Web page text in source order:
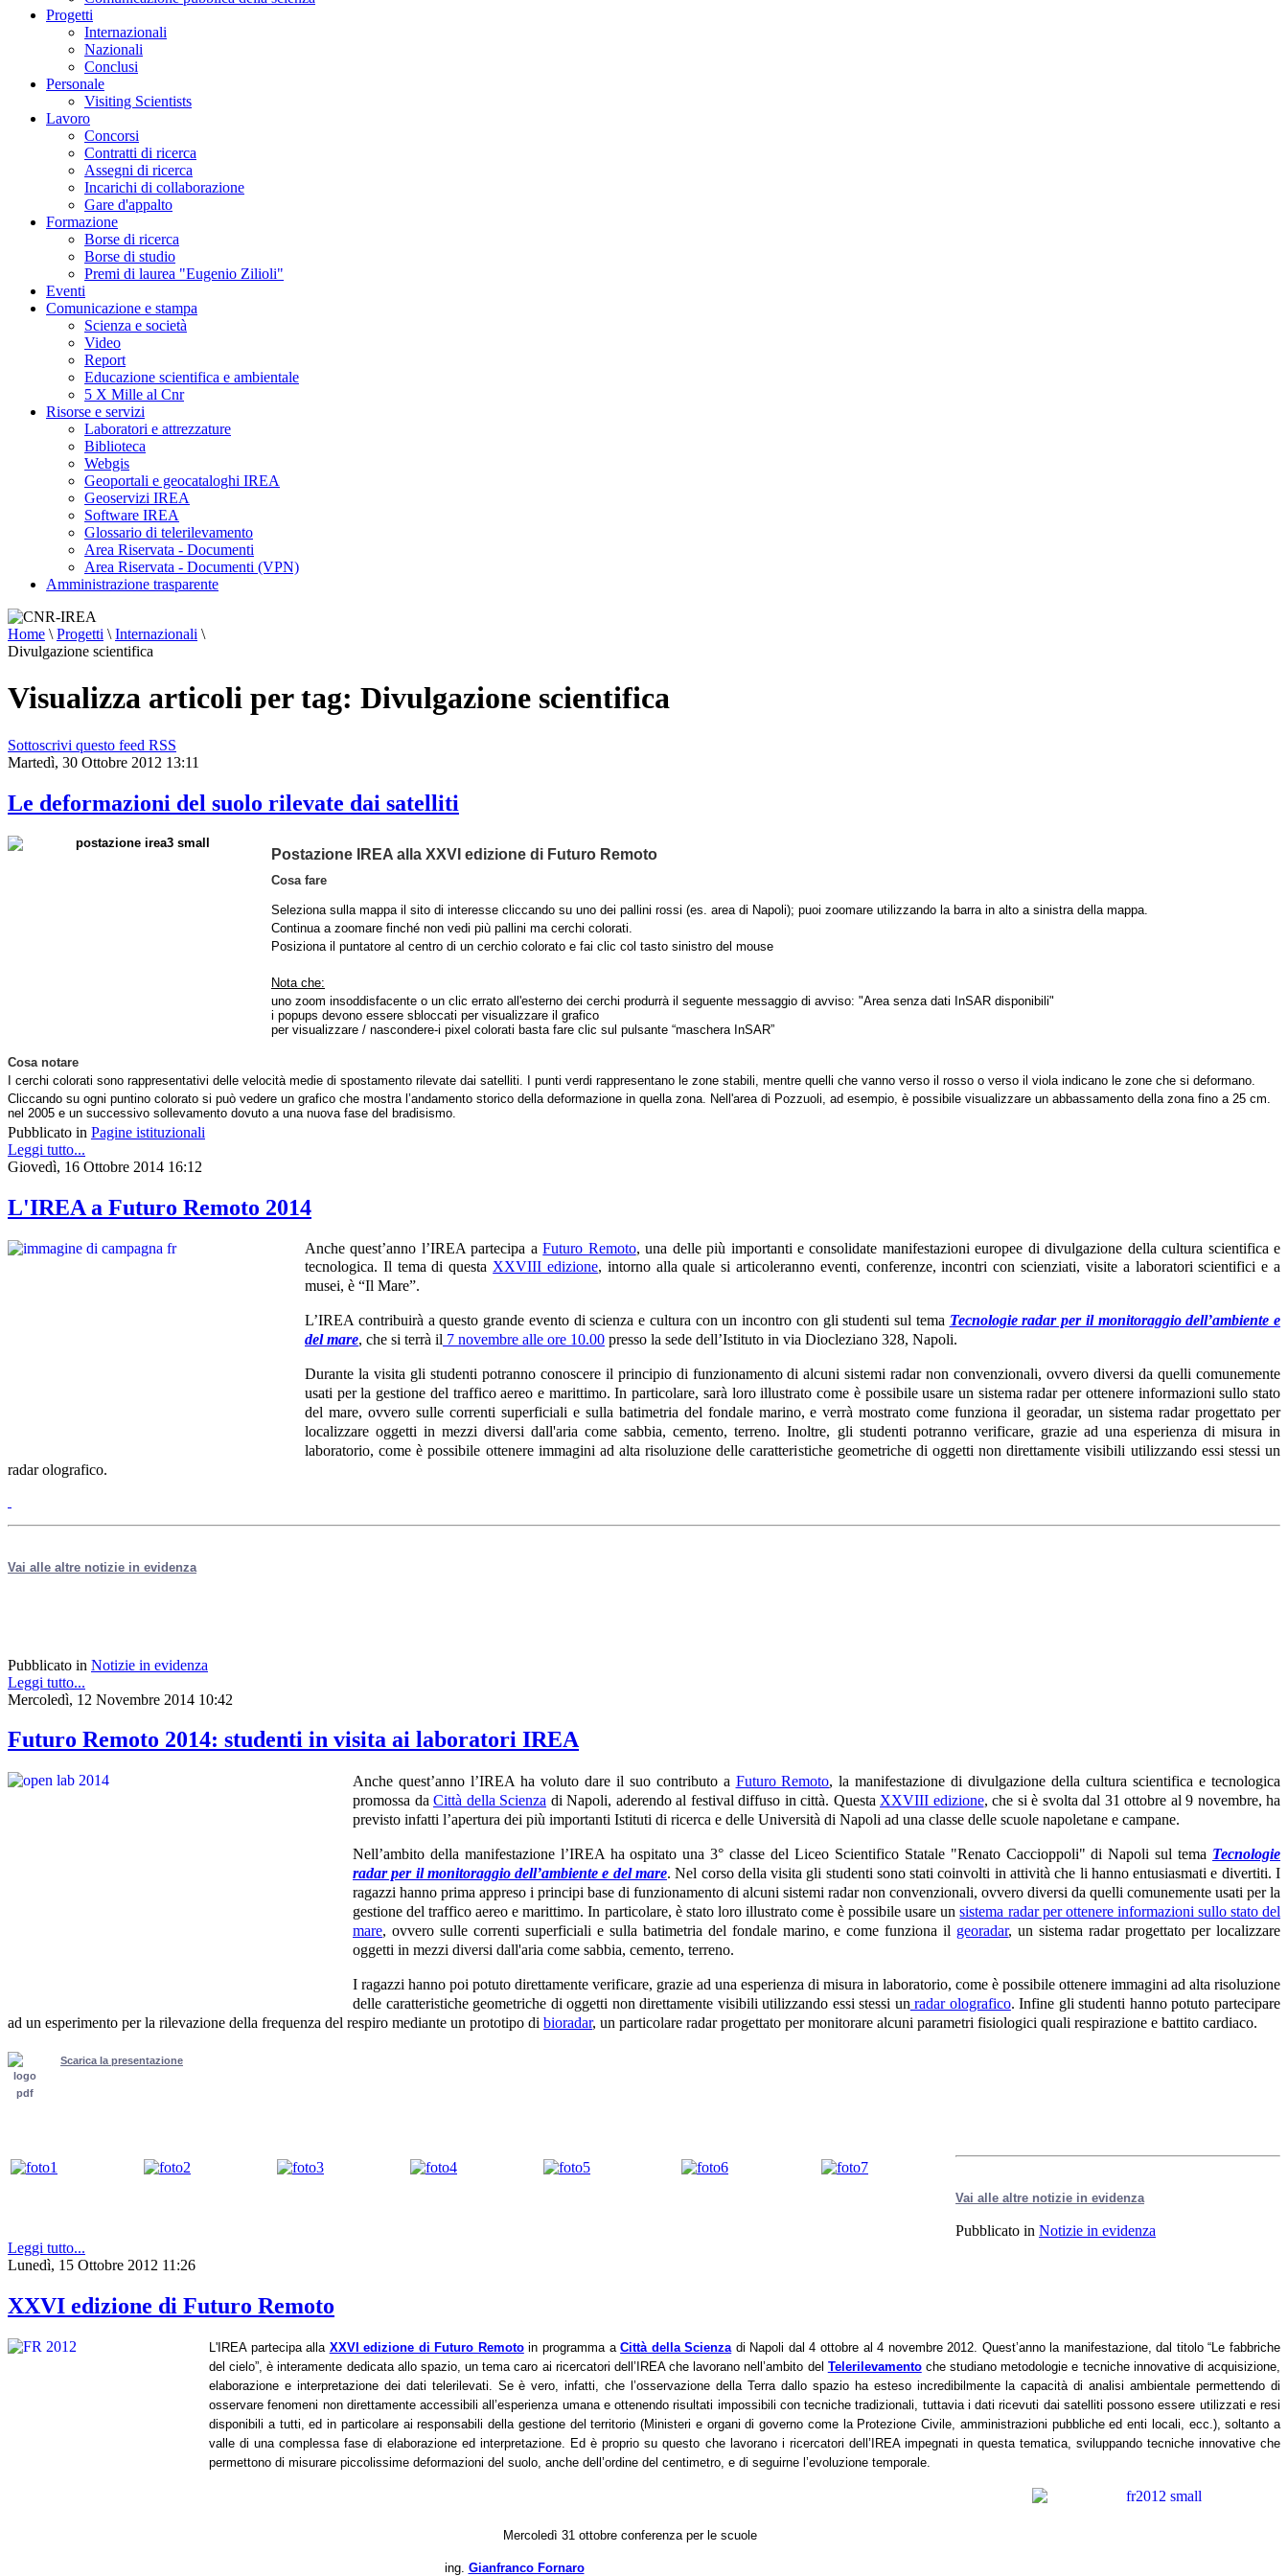
Progetti
Internazionali
Nazionali
Conclusi
Personale
Visiting Scientists
Lavoro
Concorsi
Contratti di ricerca
Assegni di ricerca
Incarichi di collaborazione
Gare d'appalto
Formazione
Borse di ricerca
Borse di studio
Premi di laurea "Eugenio Zilioli"
Eventi
Comunicazione e stampa
Scienza e società
Video
Report
Educazione scientifica e ambientale
5 X Mille al Cnr
Risorse e servizi
Laboratori e attrezzature
Biblioteca
Webgis
Geoportali e geocataloghi IREA
Geoservizi IREA
Software IREA
Glossario di telerilevamento
Area Riservata - Documenti
Area Riservata - Documenti (VPN)
Amministrazione trasparente
Home \ Progetti \ Internazionali \
Divulgazione scientifica
Visualizza articoli per tag: Divulgazione scientifica
Sottoscrivi questo feed RSS
Martedì, 30 Ottobre 2012 13:11
Le deformazioni del suolo rilevate dai satelliti
Postazione IREA alla XXVI edizione di Futuro Remoto
Cosa fare
Seleziona sulla mappa il sito di interesse cliccando su uno dei pallini rossi (es. area di Napoli); puoi zoomare utilizzando la barra in alto a sinistra della mappa.
Continua a zoomare finché non vedi più pallini ma cerchi colorati.
Posiziona il puntatore al centro di un cerchio colorato e fai clic col tasto sinistro del mouse
Nota che:
uno zoom insoddisfacente o un clic errato all'esterno dei cerchi produrrà il seguente messaggio di avviso: "Area senza dati InSAR disponibili"
i popups devono essere sbloccati per visualizzare il grafico
per visualizzare / nascondere-i pixel colorati basta fare clic sul pulsante “maschera InSAR”
Cosa notare
I cerchi colorati sono rappresentativi delle velocità medie di spostamento rilevate dai satelliti. I punti verdi rappresentano le zone stabili, mentre quelli che vanno verso il rosso o verso il viola indicano le zone che si deformano.
Cliccando su ogni puntino colorato si può vedere un grafico che mostra l’andamento storico della deformazione in quella zona. Nell'area di Pozzuoli, ad esempio, è possibile visualizzare un abbassamento della zona fino a 25 cm.
nel 2005 e un successivo sollevamento dovuto a una nuova fase del bradisismo.
Pubblicato in Pagine istituzionali
Leggi tutto...
Giovedì, 16 Ottobre 2014 16:12
L'IREA a Futuro Remoto 2014
Anche quest’anno l’IREA partecipa aFuturo Remoto, una delle più importanti e consolidate manifestazioni europee di divulgazione della cultura scientifica e
tecnologica. Il tema di questa XXVIII edizione, intorno alla quale si articoleranno eventi, conferenze, incontri con scienziati, visite a laboratori scientifici e a
musei, è “Il Mare”.
L’IREA contribuirà a questo grande evento di scienza e cultura con un incontro con gli studenti sul tema Tecnologie radar per il monitoraggio dell’ambiente e
del mare, che si terrà il 7 novembre alle ore 10.00 presso la sede dell’Istituto in via Diocleziano 328, Napoli.
Durante la visita gli studenti potranno conoscere il principio di funzionamento di alcuni sistemi radar non convenzionali, ovvero diversi da quelli comunemente
usati per la gestione del traffico aereo e marittimo. In particolare, sarà loro illustrato come è possibile usare un sistema radar per ottenere informazioni sullo stato
del mare, ovvero sulle correnti superficiali e sulla batimetria del fondale marino, e verrà mostrato come funziona il georadar, un sistema radar progettato per
localizzare oggetti in mezzi diversi dall'aria come sabbia, cemento, terreno. Inoltre, gli studenti potranno verificare, grazie ad una esperienza di misura in
laboratorio, come è possibile ottenere immagini ad alta risoluzione delle caratteristiche geometriche di oggetti non direttamente visibili utilizzando essi stessi un
radar olografico.
Vai alle altre notizie in evidenza
Pubblicato in Notizie in evidenza
Leggi tutto...
Mercoledì, 12 Novembre 2014 10:42
Futuro Remoto 2014: studenti in visita ai laboratori IREA
Anche quest’anno l’IREA ha voluto dare il suo contributo a Futuro Remoto, la manifestazione di divulgazione della cultura scientifica e tecnologica
promossa da Città della Scienza di Napoli, aderendo al festival diffuso in città. Questa XXVIII edizione, che si è svolta dal 31 ottobre al 9 novembre, ha
previsto infatti l’apertura dei più importanti Istituti di ricerca e delle Università di Napoli ad una classe delle scuole napoletane e campane.
Nell’ambito della manifestazione l’IREA ha ospitato una 3° classe del Liceo Scientifico Statale "Renato Caccioppoli" di Napoli sul tema Tecnologie
radar per il monitoraggio dell’ambiente e del mare. Nel corso della visita gli studenti sono stati coinvolti in attività che li hanno entusiasmati e divertiti. I
ragazzi hanno prima appreso i principi base di funzionamento di alcuni sistemi radar non convenzionali, ovvero diversi da quelli comunemente usati per la
gestione del traffico aereo e marittimo. In particolare, è stato loro illustrato come è possibile usare unsistema radar per ottenere informazioni sullo stato del
mare, ovvero sulle correnti superficiali e sulla batimetria del fondale marino, e come funziona il georadar, un sistema radar progettato per localizzare
oggetti in mezzi diversi dall'aria come sabbia, cemento, terreno.
I ragazzi hanno poi potuto direttamente verificare, grazie ad una esperienza di misura in laboratorio, come è possibile ottenere immagini ad alta risoluzione
delle caratteristiche geometriche di oggetti non direttamente visibili utilizzando essi stessi un radar olografico. Infine gli studenti hanno potuto partecipare
ad un esperimento per la rilevazione della frequenza del respiro mediante un prototipo di bioradar, un particolare radar progettato per monitorare alcuni parametri fisiologici quali respirazione e battito cardiaco.
Scarica la presentazione
Vai alle altre notizie in evidenza
Pubblicato in Notizie in evidenza
Leggi tutto...
Lunedì, 15 Ottobre 2012 11:26
XXVI edizione di Futuro Remoto
L'IREA partecipa alla XXVI edizione di Futuro Remotoin programma aCittà della Scienzadi Napoli dal 4 ottobre al 4 novembre 2012. Quest’anno la manifestazione, dal titolo “Le fabbriche
del cielo”, è interamente dedicata allo spazio, un tema caro ai ricercatori dell’IREA che lavorano nell’ambito del Telerilevamentoche studiano metodologie e tecniche innovative di acquisizione,
elaborazione e interpretazione dei dati telerilevati. Se è vero, infatti, che l’osservazione della Terra dallo spazio ha esteso incredibilmente la capacità di analisi ambientale permettendo di
osservare fenomeni non direttamente accessibili all’esperienza umana e ottenendo risultati impossibili con tecniche tradizionali, tuttavia i dati ricevuti dai satelliti possono essere utilizzati e resi
disponibili a tutti, ed in particolare ai responsabili della gestione del territorio (Ministeri e organi di governo come la Protezione Civile, amministrazioni pubbliche ed enti locali, ecc.), soltanto a
valle di una complessa fase di elaborazione ed interpretazione. Ed è proprio su questo che lavorano i ricercatori dell’IREA impegnati in questa tematica, sviluppando tecniche innovative che
permettono di misurare piccolissime deformazioni del suolo, anche dell’ordine del centimetro, e di seguirne l’evoluzione temporale.
Mercoledì 31 ottobre conferenza per le scuole
ing. Gianfranco Fornaro